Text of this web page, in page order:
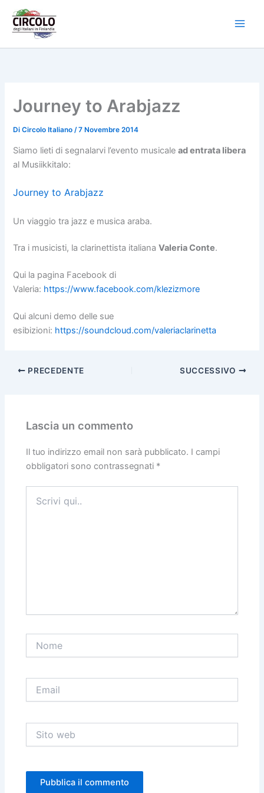
contenuto
Journey to Arabjazz
DiCircolo Italiano /7 Novembre 2014
Siamo lieti di segnalarvi l’evento musicalead entrata libera
al Musiikkitalo:
Journey to Arabjazz
Un viaggio tra jazz e musica araba.
Tra i musicisti, la clarinettista italianaValeria Conte.
Qui la pagina Facebook di
Valeria: https://www.facebook.com/klezizmore
Qui alcuni demo delle sue
esibizioni: https://soundcloud.com/valeriaclarinetta
PRECEDENTE SUCCESSIVO
Lascia un commento
Il tuo indirizzo email non sarà pubblicato. I campi
obbligatori sono contrassegnati *
qui..
web